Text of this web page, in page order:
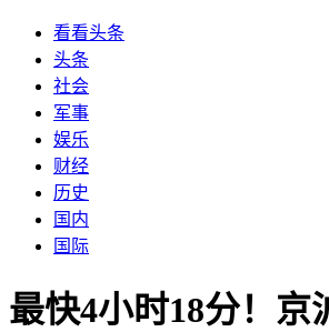
看看头条
头条
社会
军事
娱乐
财经
历史
国内
国际
最快4小时18分！